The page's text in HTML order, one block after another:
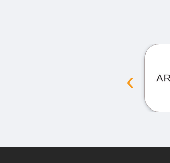
‹